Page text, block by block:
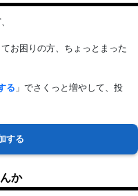
お困りの方、ちょっとまった
る 」でさくっと増やして、投
する
か